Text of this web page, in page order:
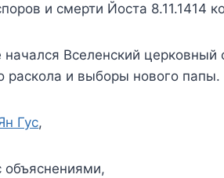
и смерти Йоста 8.11.1414
начался Вселенский
раскола и выборы нового папы.
Гус,
объяснениями,